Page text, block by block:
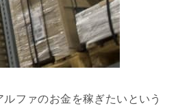
ファのお金を稼ぎたいという